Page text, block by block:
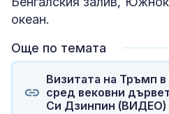
океан.
Още по темата
Визитата на Тръмп
сред вековни
Си Дзинпин (ВИДЕО)